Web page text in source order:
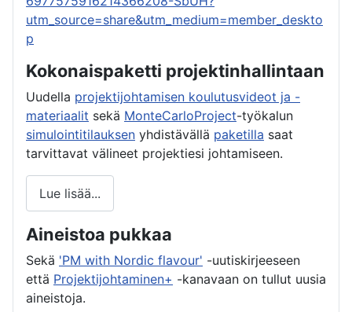
utm_source=share&utm_medium=member_deskto
p
Kokonaispaketti projektinhallintaan
Uudella projektijohtamisen koulutusvideot ja -
materiaalit sekä MonteCarloProject-työkalun
simulointitilauksen yhdistävällä paketilla saat
tarvittavat välineet projektiesi johtamiseen.
Lue lisää...
Aineistoa pukkaa
Sekä 'PM with Nordic flavour' -uutiskirjeeseen
että Projektijohtaminen+ -kanavaan on tullut uusia
aineistoja.